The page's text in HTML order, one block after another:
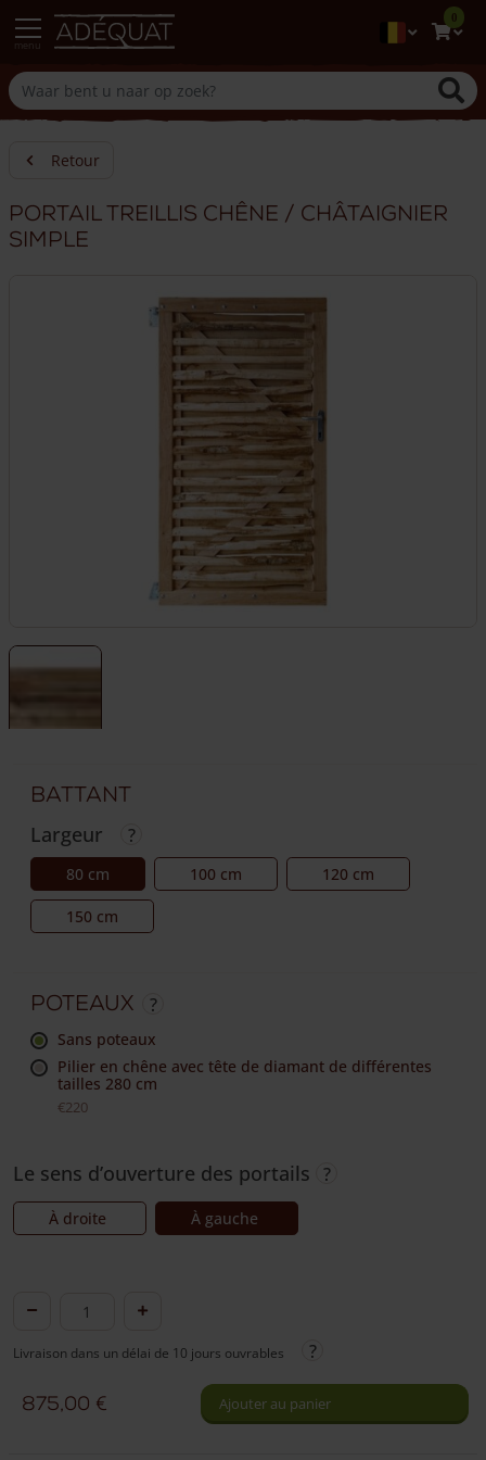
0
Retour
Portail treillis chêne / châtaignier
simple
Battant
Largeur
80 cm 100 cm 120 cm
150 cm
Poteaux
sans poteaux
Pilier en chêne avec tête de diamant de différentes
tailles 280 cm
€220
Le sens d’ouverture des portails
À droite À gauche
quantité
Portail
treillis
Livraison dans un délai de 10 jours ouvrables
875,00 € Ajouter au panier